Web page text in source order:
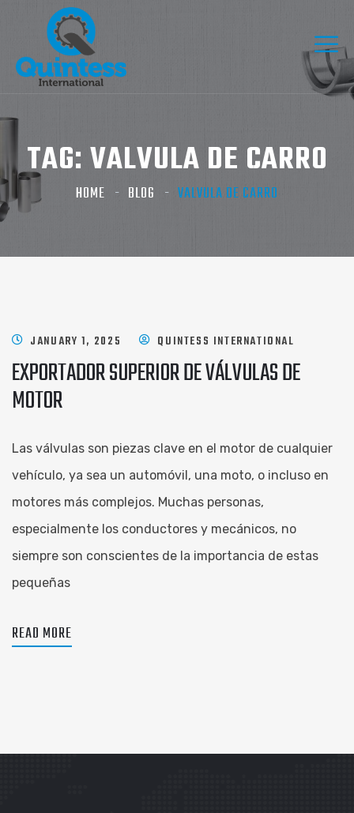
TAG: VALVULA DE CARRO
HOME BLOG VALVULA DE CARRO
JANUARY 1, 2025 QUINTESS INTERNATIONAL
EXPORTADOR SUPERIOR DE VÁLVULAS DE
MOTOR
Las válvulas son piezas clave en el motor de cualquier
vehículo, ya sea un automóvil, una moto, o incluso en
motores más complejos. Muchas personas,
especialmente los conductores y mecánicos, no
siempre son conscientes de la importancia de estas
pequeñas
READ MORE